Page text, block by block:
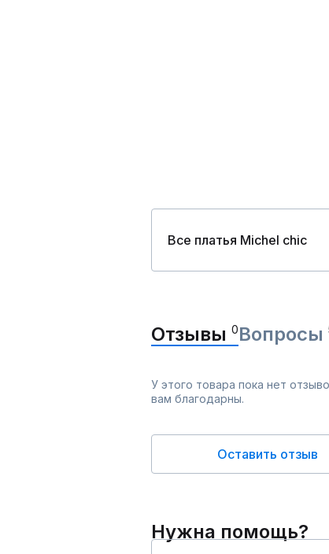
Все платья Michel chic
Отзывы 0Вопросы
У этого товара пока нет
вам благодарны.
Оставить отзыв
Нужна помощь?